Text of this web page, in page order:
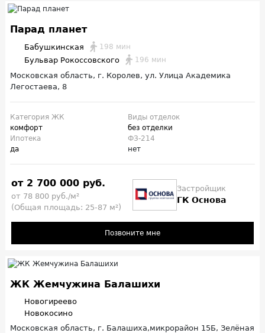
Парад планет
Бабушкинская 198 мин
Бульвар Рокоссовского 196 мин
Московская область, г. Королев, ул. Улица Академика
Легостаева, 8
Категория ЖК
комфорт
Виды отделок
без отделки
Ипотека
да
ФЗ-214
нет
от 2 700 000 руб.
от 78 800 руб./м²
(Общая площадь: 25-87 м²)
Застройщик
ГК Основа
Позвоните мне
ЖК Жемчужина Балашихи
Новогиреево
Новокосино
Московская область, г. Балашиха,микрорайон 15Б, Зелёная